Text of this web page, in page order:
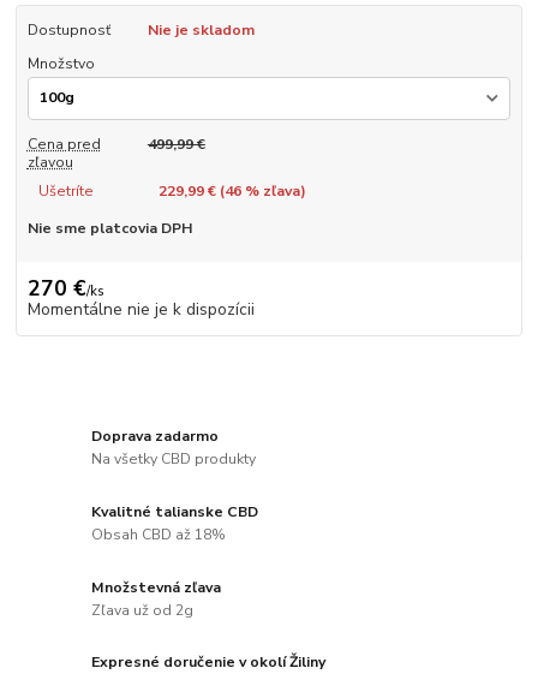
Dostupnosť
Nie je skladom
Množstvo
Cena pred
zľavou
499,99 €
Ušetríte 229,99 € (46% zľava)
Nie sme platcovia DPH
270 €/ks
Momentálne nie je k dispozícii
Doprava zadarmo
Na všetky CBD produkty
Kvalitné talianske CBD
Obsah CBD až 18%
Množstevná zľava
Zľava už od 2g
Expresné doručenie v okolí Žiliny